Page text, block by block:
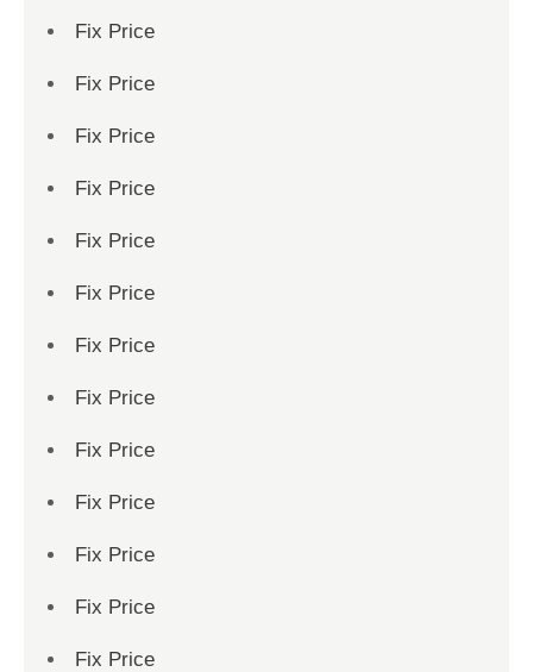
Fix Price
Fix Price
Fix Price
Fix Price
Fix Price
Fix Price
Fix Price
Fix Price
Fix Price
Fix Price
Fix Price
Fix Price
Fix Price